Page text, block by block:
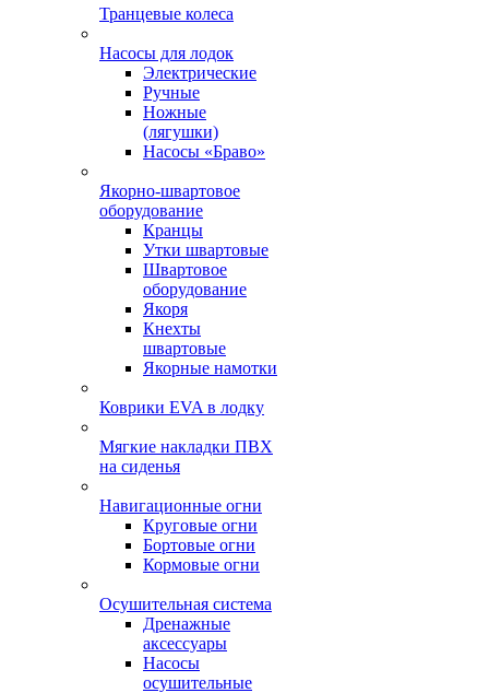
Транцевые колеса
Насосы для лодок
Электрические
Ручные
Ножные
(лягушки)
Насосы «Браво»
Якорно-швартовое
оборудование
Кранцы
Утки швартовые
Швартовое
оборудование
Якоря
Кнехты
швартовые
Якорные намотки
Коврики EVA в лодку
Мягкие накладки ПВХ
на сиденья
Навигационные огни
Круговые огни
Бортовые огни
Кормовые огни
Осушительная система
Дренажные
аксессуары
Насосы
осушительные